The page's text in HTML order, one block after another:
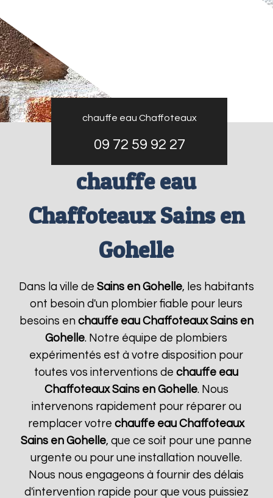
chauffe eau Chaffoteaux
09 72 59 92 27
chauffe eau
Chaffoteaux Sains en
Gohelle
Dans la ville de Sains en Gohelle, les habitants
ont besoin d'un plombier fiable pour leurs
besoins en chauffe eau Chaffoteaux Sains en
Gohelle. Notre équipe de plombiers
expérimentés est à votre disposition pour
toutes vos interventions dechauffe eau
Chaffoteaux Sains en Gohelle. Nous
intervenons rapidement pour réparer ou
remplacer votrechauffe eau Chaffoteaux
Sains en Gohelle, que ce soit pour une panne
urgente ou pour une installation nouvelle.
Nous nous engageons à fournir des délais
d'intervention rapide pour que vous puissiez